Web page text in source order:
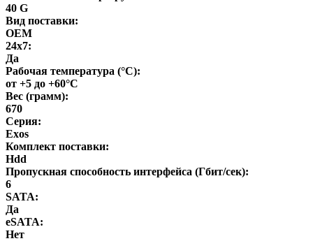
40 G
Вид поставки:
OEM
24x7:
Да
Рабочая температура (°C):
от +5 до +60°С
Вес (грамм):
670
Серия:
Exos
Комплект поставки:
Hdd
Пропускная способность интерфейса (Гбит/сек):
6
SATA:
Да
eSATA:
Нет